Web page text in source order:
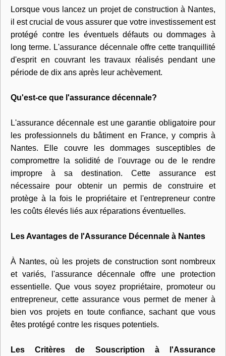
Lorsque vous lancez un projet de construction à Nantes,
il est crucial de vous assurer que votre investissement est
protégé contre les éventuels défauts ou dommages à
long terme. L'assurance décennale offre cette tranquillité
d'esprit en couvrant les travaux réalisés pendant une
période de dix ans après leur achèvement.
Qu'est-ce que l'assurance décennale?
L'assurance décennale est une garantie obligatoire pour
les professionnels du bâtiment en France, y compris à
Nantes. Elle couvre les dommages susceptibles de
compromettre la solidité de l'ouvrage ou de le rendre
impropre à sa destination. Cette assurance est
nécessaire pour obtenir un permis de construire et
protège à la fois le propriétaire et l'entrepreneur contre
les coûts élevés liés aux réparations éventuelles.
Les Avantages de l'Assurance Décennale à Nantes
À Nantes, où les projets de construction sont nombreux
et variés, l'assurance décennale offre une protection
essentielle. Que vous soyez propriétaire, promoteur ou
entrepreneur, cette assurance vous permet de mener à
bien vos projets en toute confiance, sachant que vous
êtes protégé contre les risques potentiels.
Les Critères de Souscription à l'Assurance